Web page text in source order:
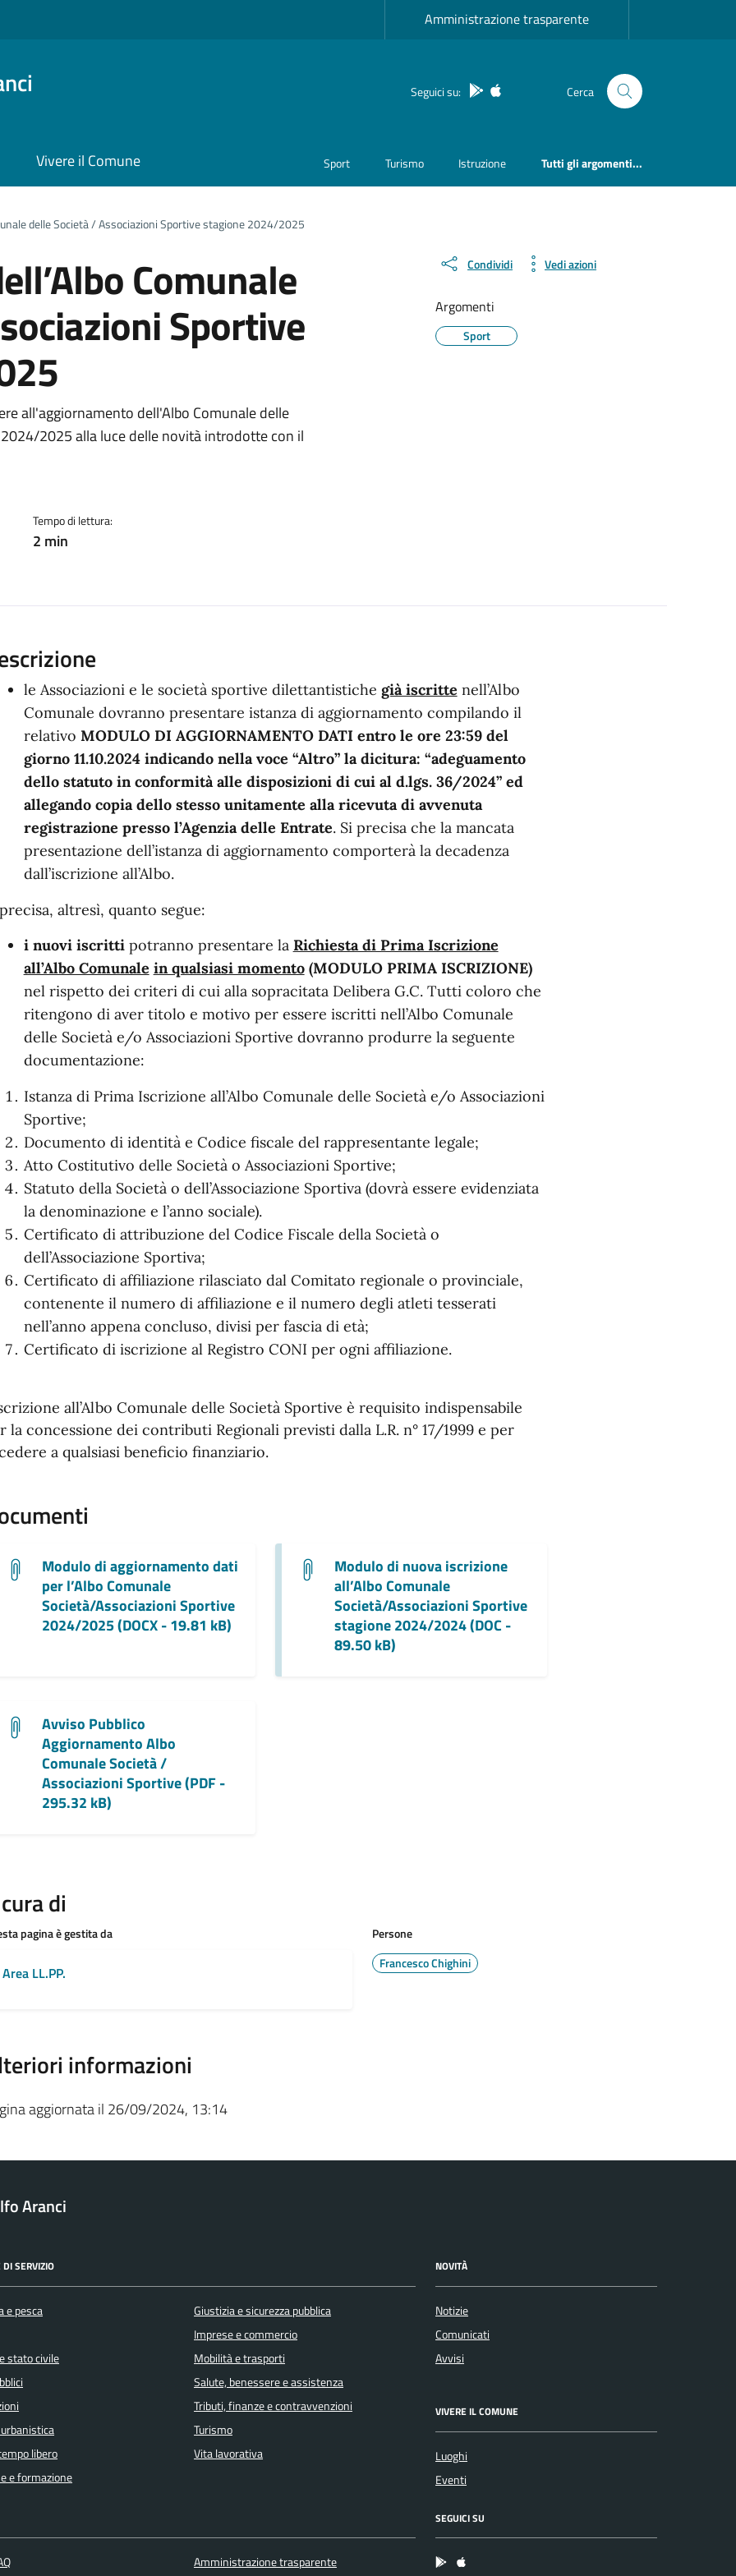
Amministrazione trasparente
Seguici su: App Android
App IOS Cerca
Vivere il Comune Sport Turismo Istruzione Tutti gli argomenti...
delle Società / Associazioni Sportive stagione 2024/2025
Comunale
Sportive
all'aggiornamento dell'Albo Comunale delle
2025 alla luce delle novità introdotte con il
Tempo di lettura:
2 min
Condividi Vedi azioni
Argomenti
Sport
le Associazioni e le società sportive dilettantistiche già iscritte nell’Albo
Comunale dovranno presentare istanza di aggiornamento compilando il
relativo MODULO DI AGGIORNAMENTO DATI entro le ore 23:59 del
giorno 11.10.2024 indicando nella voce “Altro” la dicitura: “adeguamento
dello statuto in conformità alle disposizioni di cui al d.lgs. 36/2024” ed
allegando copia dello stesso unitamente alla ricevuta di avvenuta
registrazione presso l’Agenzia delle Entrate. Si precisa che la mancata
presentazione dell’istanza di aggiornamento comporterà la decadenza
dall’iscrizione all’Albo.
altresì, quanto segue:
i nuovi iscrittipotranno presentare la Richiesta di Prima Iscrizione
all’Albo Comunale in qualsiasi momento (MODULO PRIMA ISCRIZIONE)
nel rispetto dei criteri di cui alla sopracitata Delibera G.C. Tutti coloro che
ritengono di aver titolo e motivo per essere iscritti nell’Albo Comunale
delle Società e/o Associazioni Sportive dovranno produrre la seguente
documentazione:
Istanza di Prima Iscrizione all’Albo Comunale delle Società e/o Associazioni
Sportive;
Documento di identità e Codice fiscale del rappresentante legale;
Atto Costitutivo delle Società o Associazioni Sportive;
Statuto della Società o dell’Associazione Sportiva (dovrà essere evidenziata
la denominazione e l’anno sociale).
Certificato di attribuzione del Codice Fiscale della Società o
dell’Associazione Sportiva;
Certificato di affiliazione rilasciato dal Comitato regionale o provinciale,
contenente il numero di affiliazione e il numero degli atleti tesserati
nell’anno appena concluso, divisi per fascia di età;
Certificato di iscrizione al Registro CONI per ogni affiliazione.
all’Albo Comunale delle Società Sportive è requisito indispensabile
la concessione dei contributi Regionali previsti dalla L.R. n° 17/1999 e per
a qualsiasi beneficio finanziario.
Modulo di aggiornamento dati
per l’Albo Comunale
Società/Associazioni Sportive
2024/2025 (DOCX - 19.81 kB)
Modulo di nuova iscrizione
all’Albo Comunale
Società/Associazioni Sportive
stagione 2024/2024 (DOC -
89.50 kB)
Avviso Pubblico
Aggiornamento Albo
Comunale Società /
Associazioni Sportive (PDF -
295.32 kB)
di
pagina è gestita da
Area LL.PP.
Persone
Francesco Chighini
informazioni
aggiornata il 26/09/2024, 13:14
Aranci
DI SERVIZIO
e pesca
stato civile
libero
e formazione
Giustizia e sicurezza pubblica
Imprese e commercio
Mobilità e trasporti
Salute, benessere e assistenza
Tributi, finanze e contravvenzioni
Turismo
Vita lavorativa
NOVITÀ
Notizie
Comunicati
Avvisi
VIVERE IL COMUNE
Luoghi
Eventi
Amministrazione trasparente
SEGUICI SU
App Android
App IOS